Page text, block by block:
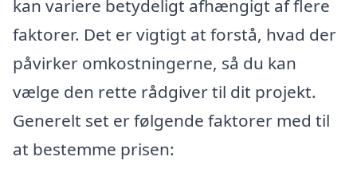
kan variere betydeligt afhængigt af flere
faktorer. Det er vigtigt at forstå, hvad der
påvirker omkostningerne, så du kan
vælge den rette rådgiver til dit projekt.
Generelt set er følgende faktorer med til
at bestemme prisen: